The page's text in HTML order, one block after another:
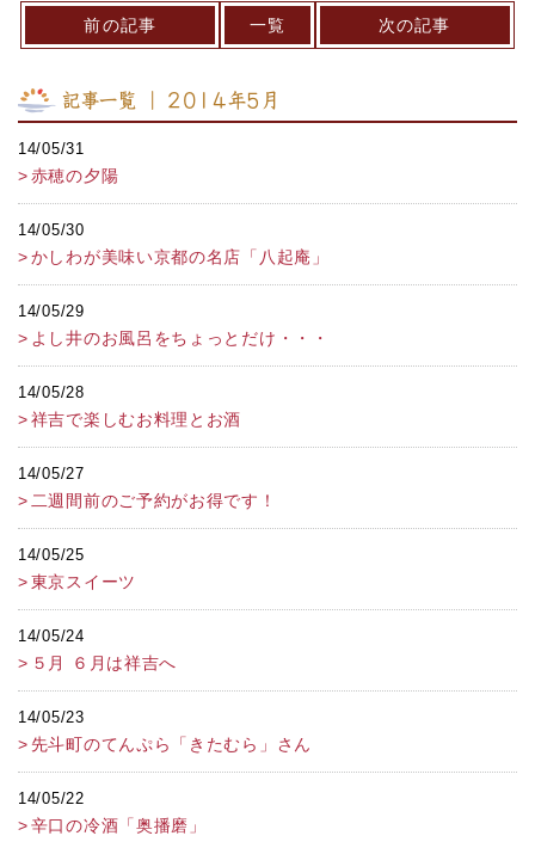
前の記事 一覧 次の記事
記事一覧 ｜ 2014年5月
14/05/31
赤穂の夕陽
14/05/30
かしわが美味い京都の名店「八起庵」
14/05/29
よし井のお風呂をちょっとだけ・・・
14/05/28
祥吉で楽しむお料理とお酒
14/05/27
二週間前のご予約がお得です！
14/05/25
東京スイーツ
14/05/24
５月 ６月は祥吉へ
14/05/23
先斗町のてんぷら「きたむら」さん
14/05/22
辛口の冷酒「奥播磨」